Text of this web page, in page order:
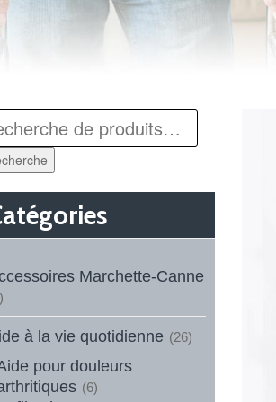
Marchette-Canne
à la vie quotidienne (26)
pour douleurs
(6)